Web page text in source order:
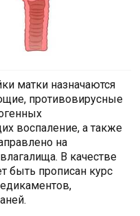
матки назначаются
противовирусные
воспаление, а также
на
В качестве
быть прописан курс